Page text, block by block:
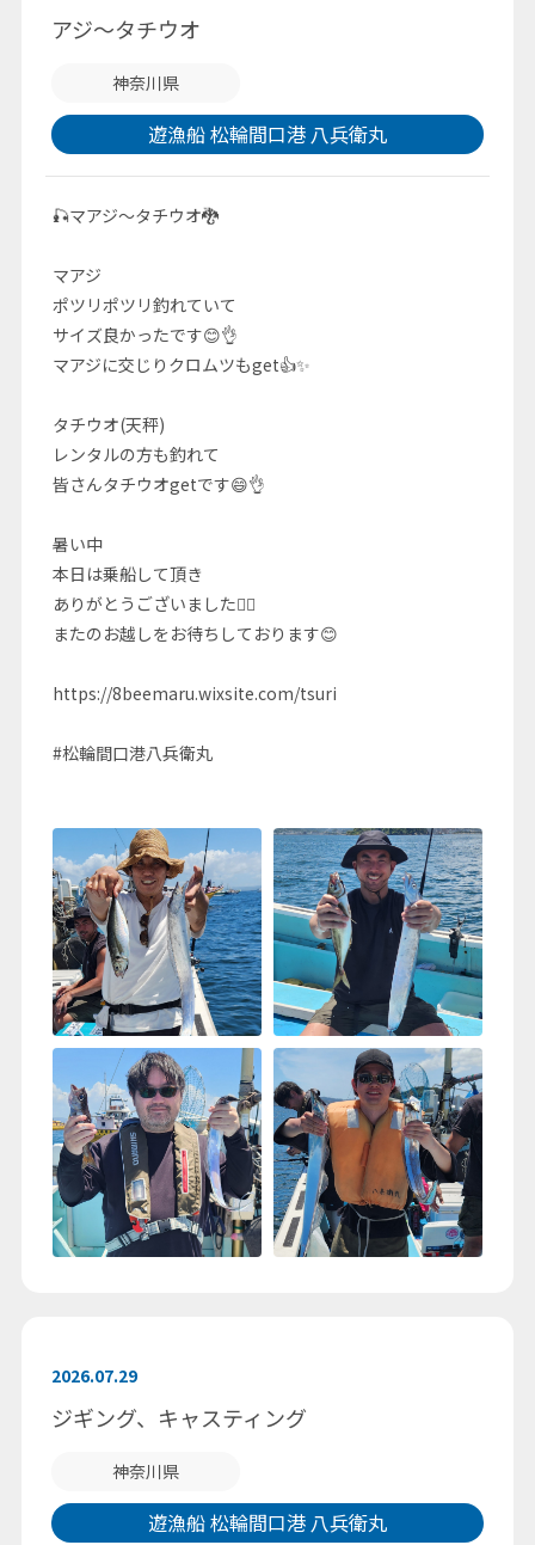
アジ～タチウオ
神奈川県
遊漁船 松輪間口港 八兵衛丸
🎣マアジ～タチウオ🐉
マアジ
ポツリポツリ釣れていて
サイズ良かったです😊👌
マアジに交じりクロムツもget👍✨
タチウオ(天秤)
レンタルの方も釣れて
皆さんタチウオgetです😄👌
暑い中
本日は乗船して頂き
ありがとうございました🙇‍♂️
またのお越しをお待ちしております😊
https://8beemaru.wixsite.com/tsuri
#松輪間口港八兵衛丸
2026.07.29
ジギング、キャスティング
神奈川県
遊漁船 松輪間口港 八兵衛丸